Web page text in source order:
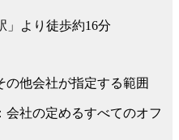
」より徒歩約16分
の他会社が指定する範囲
会社の定めるすべてのオフ